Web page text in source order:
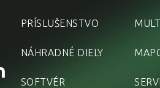
PRÍSLUŠENSTVO
NÁHRADNÉ DIELY
SOFTVÉR